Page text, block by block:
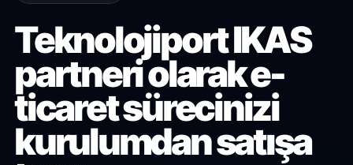
Teknolojiport IKAS
partneri olarak e-
ticaret sürecinizi
kurulumdan satışa